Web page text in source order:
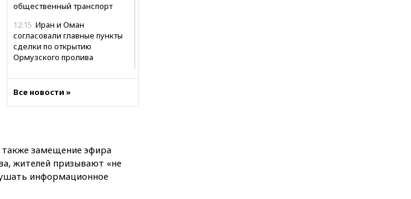
общественный транспорт
12:15 Иран и Оман
согласовали главные пункты
сделки по открытию
Ормузского пролива
разведданными с Украиной
11:37В Ярославской области
обломки БПЛА упали в
резервуары НПЗ
Все новости »
замещение эфира
жителей призывают «не
информационное